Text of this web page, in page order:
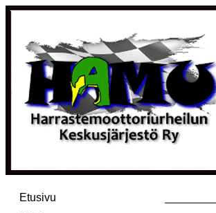
Etusivu